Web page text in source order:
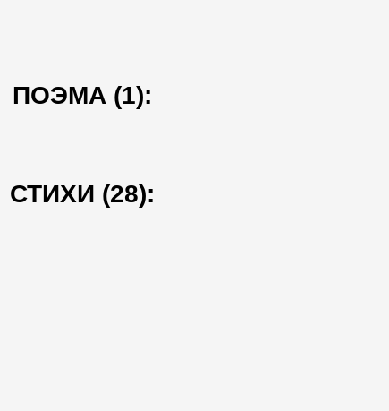
ПОЭМА (1):
СТИХИ (28):